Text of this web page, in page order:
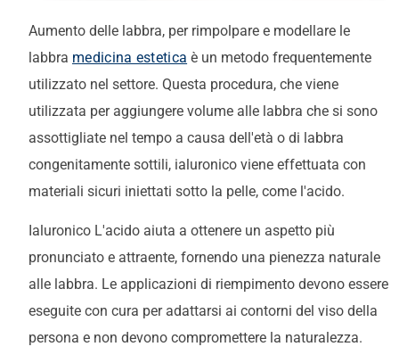
Aumento delle labbra, per rimpolpare e modellare le
labbra medicina estetica è un metodo frequentemente
utilizzato nel settore. Questa procedura, che viene
utilizzata per aggiungere volume alle labbra che si sono
assottigliate nel tempo a causa dell'età o di labbra
congenitamente sottili, ialuronico viene effettuata con
materiali sicuri iniettati sotto la pelle, come l'acido.
Ialuronico L'acido aiuta a ottenere un aspetto più
pronunciato e attraente, fornendo una pienezza naturale
alle labbra. Le applicazioni di riempimento devono essere
eseguite con cura per adattarsi ai contorni del viso della
persona e non devono compromettere la naturalezza.